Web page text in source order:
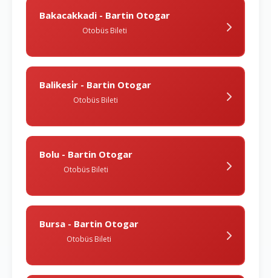
Bakacakkadi - Bartin Otogar
Otobüs Bileti
Balikesi̇r - Bartin Otogar
Otobüs Bileti
Bolu - Bartin Otogar
Otobüs Bileti
Bursa - Bartin Otogar
Otobüs Bileti